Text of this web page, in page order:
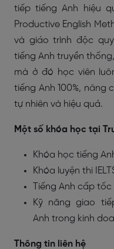
tiếp tiếng Anh hiệu
Productive English
và giáo trình độc
tiếng Anh truyền
mà ở đó học viên
tiếng Anh 100%,
tự nhiên và hiệu quả.
Một số khóa học tại
Khóa học tiếng
Khóa luyện thi
Tiếng Anh cấp tốc
Kỹ năng giao
Anh trong kinh
Thông tin liên hệ